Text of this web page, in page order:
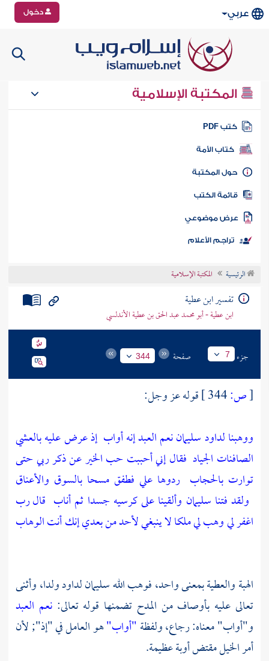
عربي دخول
المكتبة الإسلامية
كتب PDF
كتاب الأمة
المكتبة
الكتب
موضوعي
تراجم الأعلام
الرئيسية المكتبة الإسلامية
تفسير ابن عطية
ابن عطية - أبو محمد عبد الحق بن عطية الأندلسي
جزء 7 صفحة 344
[ص:
قوله عز وجل:
ووهبنا لداود سليمان نعم العبد إنه أواب إذ عرض عليه بالعشي
الصافنات الجياد فقال إني أحببت حب الخير عن ذكر ربي حتى
توارت بالحجاب ردوها علي فطفق مسحا بالسوق والأعناق
ولقد فتنا سليمان وألقينا على كرسيه جسدا ثم أناب قال رب
اغفر لي وهب لي ملكا لا ينبغي لأحد من بعدي إنك أنت الوهاب
الهبة والعطية بمعنى واحد، فوهب اللهسليمانلداودولدا، وأثنى
تعالى عليه بأوصاف من المدح تضمنها قوله تعالى: نعم العبد
و"أواب" معناه: رجاع، ولفظة"أواب"هو العامل في "إذ"; لأن
أمر الخيل مقتض أوبة عظيمة.